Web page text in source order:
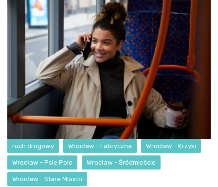
ruch drogowy Wrocław - Fabryczna Wrocław - Krzyki
Wrocław - Psie Pole Wrocław - Śródmieście
Wrocław - Stare Miasto